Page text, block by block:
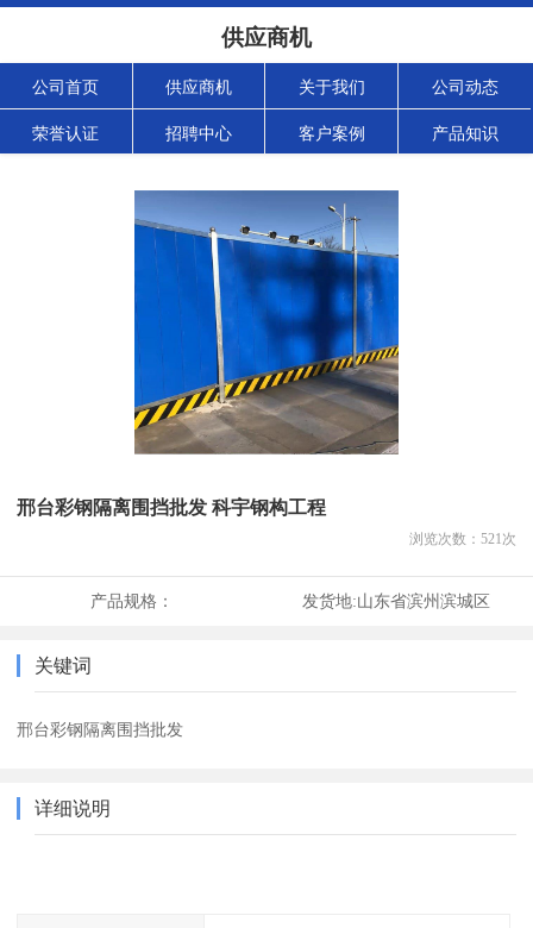
供应商机
公司首页 供应商机 关于我们 公司动态
荣誉认证 招聘中心 客户案例 产品知识
邢台彩钢隔离围挡批发 科宇钢构工程
浏览次数： 521次
产品规格： 发货地:山东省滨州滨城区
关键词
邢台彩钢隔离围挡批发
详细说明